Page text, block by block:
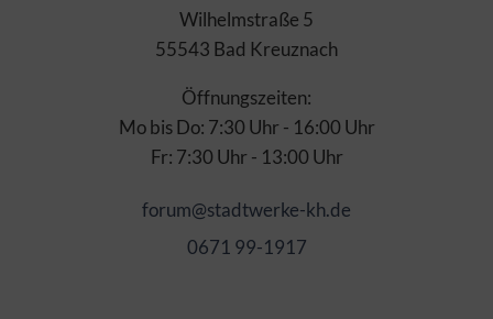
Wilhelmstraße 5
55543 Bad Kreuznach
Öffnungszeiten:
Mo bis Do: 7:30 Uhr - 16:00 Uhr
Fr: 7:30 Uhr - 13:00 Uhr
forum@stadtwerke-kh.de
0671 99-1917